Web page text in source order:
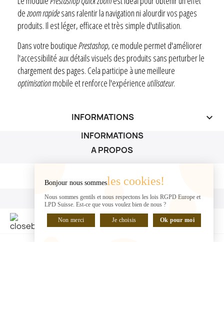
dezoom rapidesans ralentir la navigation ni alourdir vos pages
produits. Il est léger, efficace et très simple d'utilisation.
Dans votre boutiquePrestashop, ce module permet d'améliorer
l'accessibilité aux détails visuels des produits sans perturber le
chargement des pages. Cela participe à une meilleure
optimisationmobile et renforce l'expérience utilisateur.
INFORMATIONS keyboard_arrow_down
INFORMATIONS
A PROPOS
A PROPOS
VOTRE COMPTE
VOTRE COMPTE
Bonjour nous sommesles cookies!
Nous sommes gentils et nous respectons les lois RGPD Europe et
LPD Suisse. Est-ce que vous voulez bien de nous ?
Non merci Je choisis Ok pour moi
DISCUTER EN LIGNE